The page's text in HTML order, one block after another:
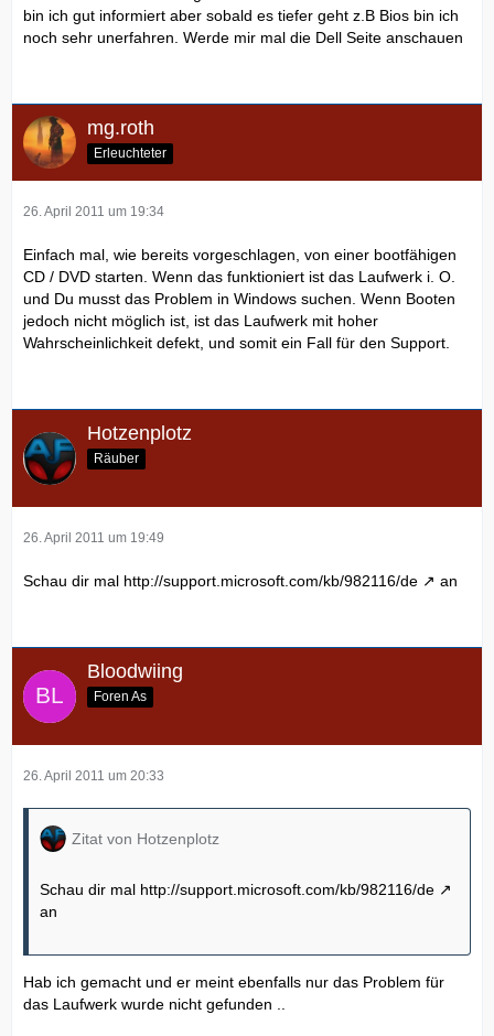
bin ich gut informiert aber sobald es tiefer geht z.B Bios bin ich
noch sehr unerfahren. Werde mir mal die Dell Seite anschauen
mg.roth
Erleuchteter
26. April 2011 um 19:34
Einfach mal, wie bereits vorgeschlagen, von einer bootfähigen
CD / DVD starten. Wenn das funktioniert ist das Laufwerk i. O.
und Du musst das Problem in Windows suchen. Wenn Booten
jedoch nicht möglich ist, ist das Laufwerk mit hoher
Wahrscheinlichkeit defekt, und somit ein Fall für den Support.
Hotzenplotz
Räuber
26. April 2011 um 19:49
Schau dir mal http://support.microsoft.com/kb/982116/de an
Bloodwiing
Foren As
26. April 2011 um 20:33
Zitat von Hotzenplotz
Schau dir mal http://support.microsoft.com/kb/982116/de
an
Hab ich gemacht und er meint ebenfalls nur das Problem für
das Laufwerk wurde nicht gefunden ..